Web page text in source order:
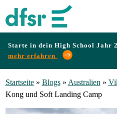
Starte in dein High School Jahr
mehr erfahren
Programme
Startseite» Blogs» Australien»
Kong und Soft Landing Camp